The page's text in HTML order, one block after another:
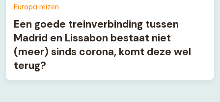
Europa reizen
Een goede treinverbinding tussen
Madrid en Lissabon bestaat niet
(meer) sinds corona, komt deze wel
terug?